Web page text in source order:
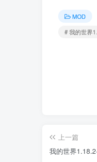
MOD
# 我的世界
上一篇
我的世界